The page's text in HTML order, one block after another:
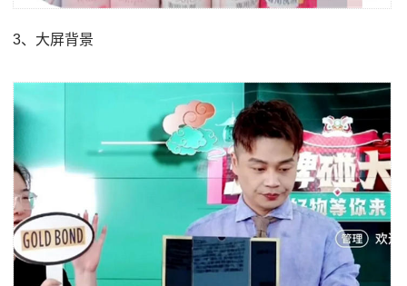
3、大屏背景